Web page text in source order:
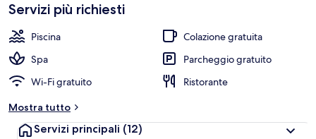
Servizi più richiesti
Piscina
Colazione gratuita
Spa
Parcheggio gratuito
Wi-Fi gratuito
Ristorante
Mostra tutto
Servizi principali (12)